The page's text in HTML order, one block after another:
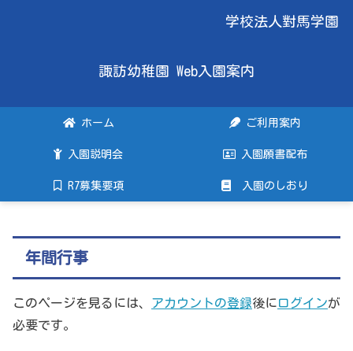
学校法人對馬学園
諏訪幼稚園 Web入園案内
ホーム ご利用案内
入園説明会 入園願書配布
R7募集要項 入園のしおり
年間行事
このページを見るには、 アカウントの登録後にログインが
必要です。